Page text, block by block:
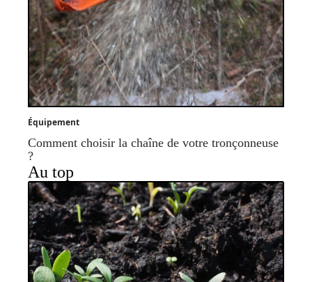
Équipement
Comment choisir la chaîne de votre tronçonneuse
?
Au top